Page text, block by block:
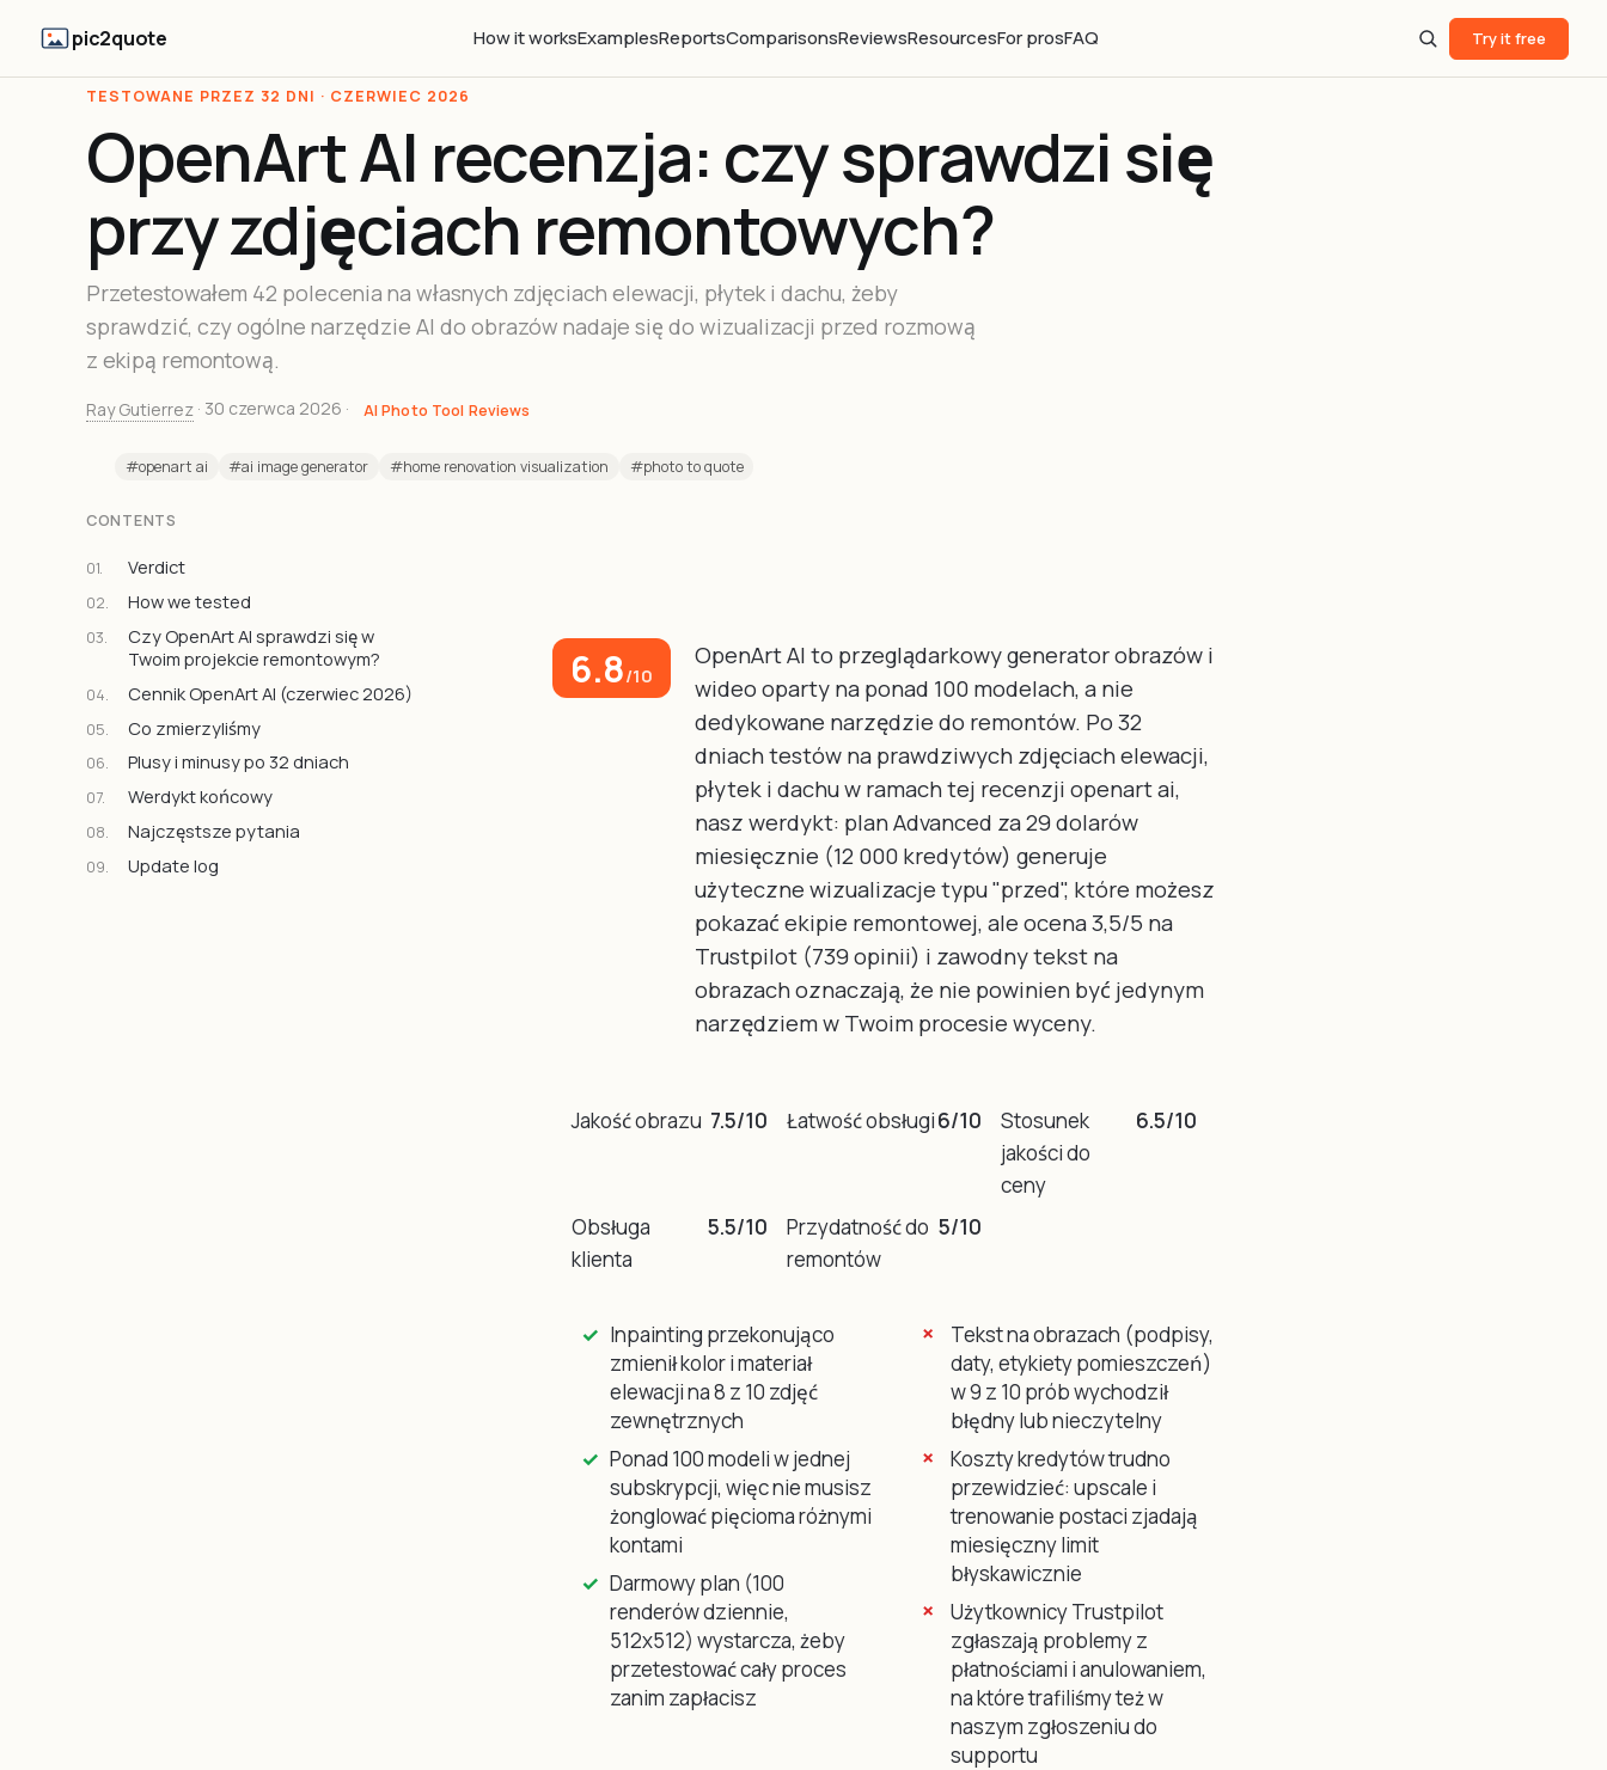
TESTOWANE PRZEZ 32 DNI · CZERWIEC 2026
OpenArt AI recenzja: czy sprawdzi się
przy zdjęciach remontowych?
Przetestowałem 42 polecenia na własnych zdjęciach elewacji, płytek i dachu, żeby
sprawdzić, czy ogólne narzędzie AI do obrazów nadaje się do wizualizacji przed rozmową
z ekipą remontową.
Ray Gutierrez · 30 czerwca 2026 · AI Photo Tool Reviews
#openart ai #ai image generator #home renovation visualization #photo to quote
CONTENTS
Verdict
How we tested
Czy OpenArt AI sprawdzi się w
Twoim projekcie remontowym?
Cennik OpenArt AI (czerwiec 2026)
Co zmierzyliśmy
Plusy i minusy po 32 dniach
Werdykt końcowy
Najczęstsze pytania
Update log
6.8/10
OpenArt AI to przeglądarkowy generator obrazów i
wideo oparty na ponad 100 modelach, a nie
dedykowane narzędzie do remontów. Po 32
dniach testów na prawdziwych zdjęciach elewacji,
płytek i dachu w ramach tej recenzji openart ai,
nasz werdykt: plan Advanced za 29 dolarów
miesięcznie (12 000 kredytów) generuje
użyteczne wizualizacje typu "przed", które możesz
pokazać ekipie remontowej, ale ocena 3,5/5 na
Trustpilot (739 opinii) i zawodny tekst na
obrazach oznaczają, że nie powinien być jedynym
narzędziem w Twoim procesie wyceny.
Jakość obrazu 7.5/10 Łatwość obsługi6/10
Stosunek
jakości do
ceny
6.5/10
Obsługa
klienta
5.5/10
Przydatność do
remontów
5/10
Inpainting przekonująco
zmienił kolor i materiał
elewacji na 8 z 10 zdjęć
zewnętrznych
Ponad 100 modeli w jednej
subskrypcji, więc nie musisz
żonglować pięcioma różnymi
kontami
Darmowy plan (100
renderów dziennie,
512x512) wystarcza, żeby
przetestować cały proces
zanim zapłacisz
Tekst na obrazach (podpisy,
daty, etykiety pomieszczeń)
w 9 z 10 prób wychodził
błędny lub nieczytelny
Koszty kredytów trudno
przewidzieć: upscale i
trenowanie postaci zjadają
miesięczny limit
błyskawicznie
Użytkownicy Trustpilot
zgłaszają problemy z
płatnościami i anulowaniem,
na które trafiliśmy też w
naszym zgłoszeniu do
supportu
pic2quote How it worksExamplesReportsComparisonsReviewsResourcesFor prosFAQ Try it free